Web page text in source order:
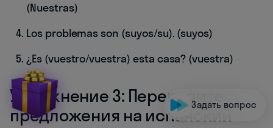
(Nuestras)
Los problemas son (suyos/su). (suyos)
¿Es (vuestro/vuestra) esta casa? (vuestra)
Упражнение 3: Переведите
предложения на испанский
Задать вопрос